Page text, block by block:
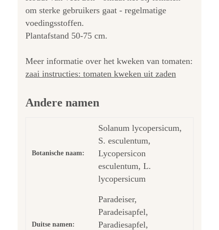
om sterke gebruikers gaat - regelmatige
voedingsstoffen.
Plantafstand 50-75 cm.
Meer informatie over het kweken van tomaten:
zaai instructies: tomaten kweken uit zaden
Andere namen
Botanische naam:
Solanum lycopersicum,
S. esculentum,
Lycopersicon
esculentum, L.
lycopersicum
Duitse namen:
Paradeiser,
Paradeisapfel,
Paradiesapfel,